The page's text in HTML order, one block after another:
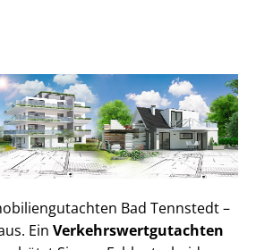
Bad Tennstedt –
Ein Ver­kehrs­wert­gut­ach­ten